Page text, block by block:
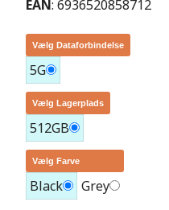
EAN: 6936520858712
Vælg Dataforbindelse
5G
Vælg Lagerplads
512GB
Vælg Farve
Black Grey